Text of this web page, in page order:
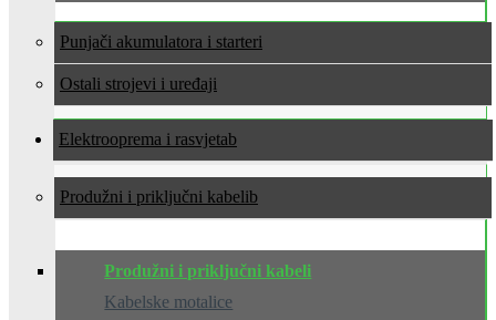
Punjači akumulatora i starteri
Ostali strojevi i uređaji
Elektrooprema i rasvjeta
Produžni i priključni kabeli
Produžni i priključni kabeli
Kabelske motalice